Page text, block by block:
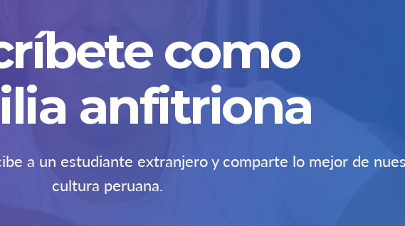
como
anfitriona
a un estudiante extranjero y comparte lo mejor de
cultura peruana.